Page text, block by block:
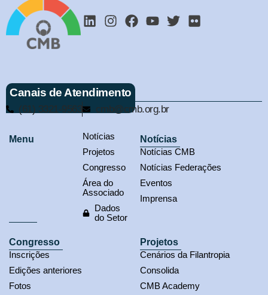
Canais de Atendimento
(61) 3321-9563 cmb@cmb.org.br
Menu
Notícias
Projetos
Congresso
Área do
Associado
Dados
do Setor
Notícias
Notícias CMB
Notícias Federações
Eventos
Imprensa
Congresso
Inscrições
Edições anteriores
Fotos
Projetos
Cenários da Filantropia
Consolida
CMB Academy